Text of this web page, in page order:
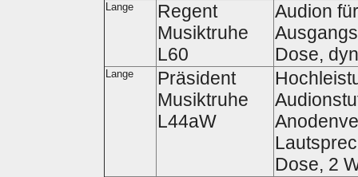
Lange
Regent
Musiktruhe
L60
Audion
Dose,
Lange
Präsident
Musiktruhe
L44aW
Dose, 2